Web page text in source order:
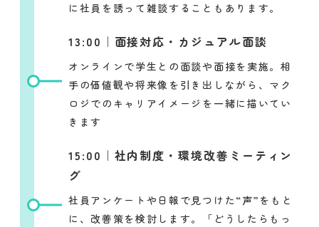
に社員を誘って雑談することもあります。
13:00｜面接対応・カジュアル面談
オンラインで学生との面談や面接を実施。相
手の価値観や将来像を引き出しながら、マク
ロジでのキャリアイメージを一緒に描いてい
きます
15:00｜社内制度・環境改善ミーティン
グ
社員アンケートや日報で見つけた“声”をもと
に、改善策を検討します。「どうしたらもっ